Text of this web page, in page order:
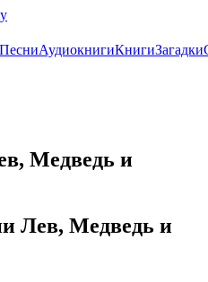
ПесниАудиокнигиКнигиЗагадки
Медведь и
Лев, Медведь и